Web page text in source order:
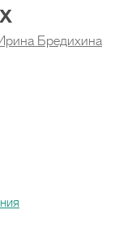
Бредихина